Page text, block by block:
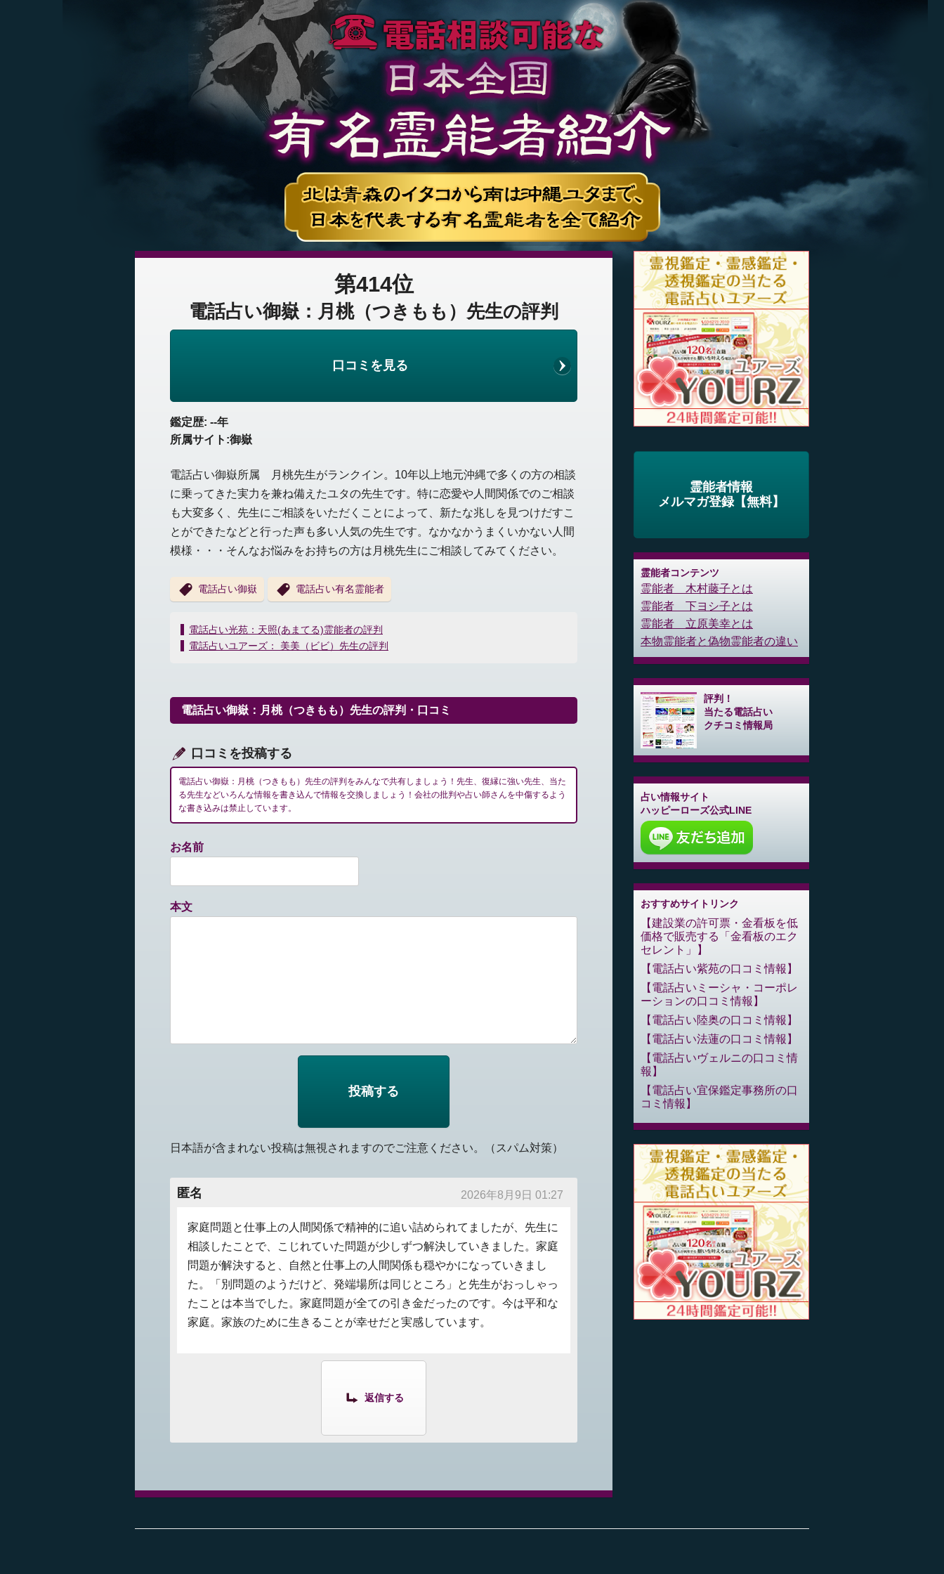
第414位
電話占い御嶽：月桃（つきもも）先生の評判
口コミを見る
鑑定歴: --年
所属サイト:御嶽
電話占い御嶽所属 月桃先生がランクイン。10年以上地元沖縄で多くの方の相談
に乗ってきた実力を兼ね備えたユタの先生です。特に恋愛や人間関係でのご相談
も大変多く、先生にご相談をいただくことによって、新たな兆しを見つけだすこ
とができたなどと行った声も多い人気の先生です。なかなかうまくいかない人間
模様・・・そんなお悩みをお持ちの方は月桃先生にご相談してみてください。
電話占い御嶽 電話占い有名霊能者
投
稿
ー
シ
ン
電話占い光苑：天照(あまてる)霊能者の評判
電話占いユアーズ： 美美（ビビ）先生の評判
電話占い御嶽：月桃（つきもも）先生の評判・口コミ
口コミを投稿する
電話占い御嶽：月桃（つきもも）先生の評判をみんなで共有しましょう！先生、復縁に強い先生、当た
る先生などいろんな情報を書き込んで情報を交換しましょう！会社の批判や占い師さんを中傷するよう
な書き込みは禁止しています。
お名前
本文
日本語が含まれない投稿は無視されますのでご注意ください。（スパム対策）
匿名 2026年8月9日 01:27
家庭問題と仕事上の人間関係で精神的に追い詰められてましたが、先生に
相談したことで、こじれていた問題が少しずつ解決していきました。家庭
問題が解決すると、自然と仕事上の人間関係も穏やかになっていきまし
た。「別問題のようだけど、発端場所は同じところ」と先生がおっしゃっ
たことは本当でした。家庭問題が全ての引き金だったのです。今は平和な
家庭。家族のために生きることが幸せだと実感しています。
返信する
霊能者情報
メルマガ登録【無料】
霊能者コンテンツ
霊能者 木村藤子とは
霊能者 下ヨシ子とは
霊能者 立原美幸とは
本物霊能者と偽物霊能者の違い
評判！
当たる電話占い
クチコミ情報局
占い情報サイト
ハッピーローズ公式LINE
おすすめサイトリンク
建設業の許可票・金看板を低
価格で販売する「金看板のエク
セレント」
電話占い紫苑の口コミ情報
電話占いミーシャ・コーポレ
ーションの口コミ情報
電話占い陸奥の口コミ情報
電話占い法蓮の口コミ情報
電話占いヴェルニの口コミ情
報
電話占い宜保鑑定事務所の口
コミ情報